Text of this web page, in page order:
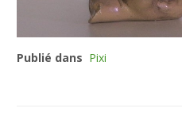
Publié dans Pixi